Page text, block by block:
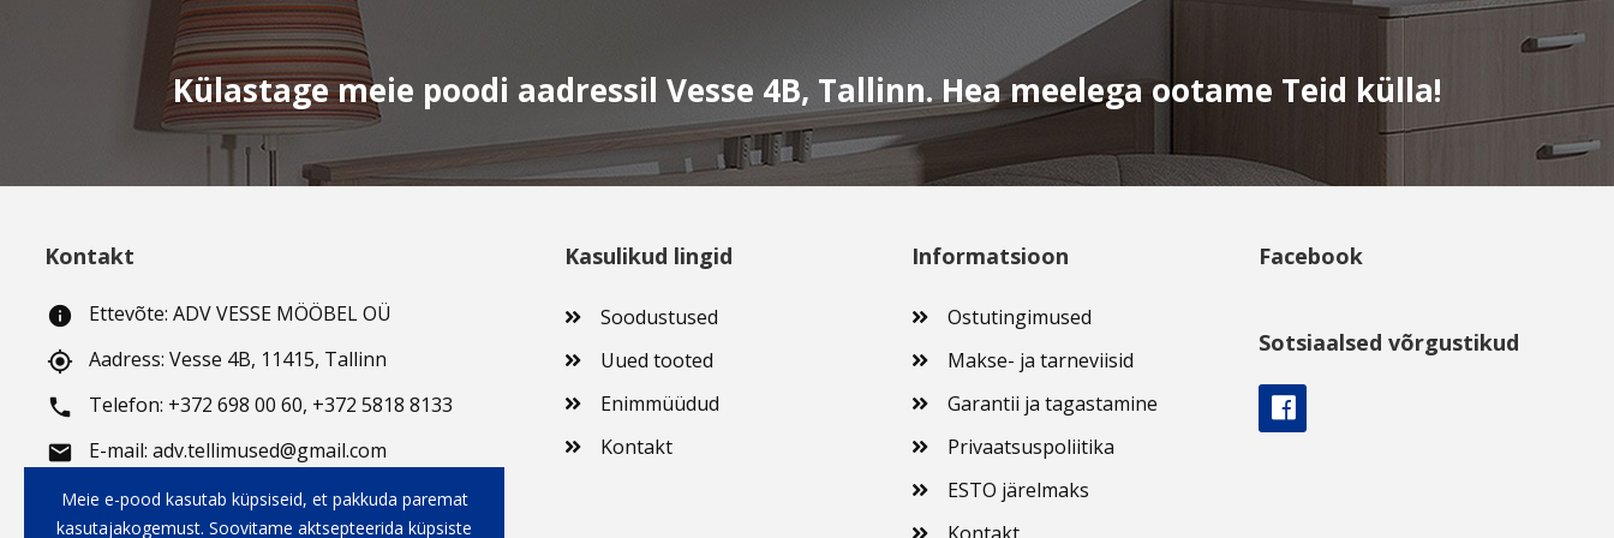
Külastage meie poodi aadressil Vesse 4B, Tallinn. Hea meelega ootame Teid külla!
Kontakt
info
Ettevõte: ADV VESSE MÖÖBEL OÜ
gps_fixed
Aadress: Vesse 4B, 11415, Tallinn
phone
Telefon: +372 698 00 60, +372 5818 8133
email
E-mail: adv.tellimused@gmail.com
working_hours
Töötunnid: E-R: 10.00 - 19.00;
L: 10.00 - 18.00;
Meie e-pood kasutab küpsiseid, et pakkuda paremat
kasutajakogemust. Soovitame aktsepteerida küpsiste
Kasulikud lingid
Soodustused
Uued tooted
Enimmüüdud
Kontakt
Informatsioon
Ostutingimused
Makse- ja tarneviisid
Garantii ja tagastamine
Privaatsuspoliitika
ESTO järelmaks
Facebook
Sotsiaalsed võrgustikud